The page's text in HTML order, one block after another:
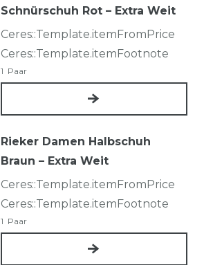
Schnürschuh Rot – Extra Weit
Ceres::Template.itemFromPrice
Ceres::Template.itemFootnote
1 Paar
Rieker Damen Halbschuh
Braun – Extra Weit
Ceres::Template.itemFromPrice
Ceres::Template.itemFootnote
1 Paar